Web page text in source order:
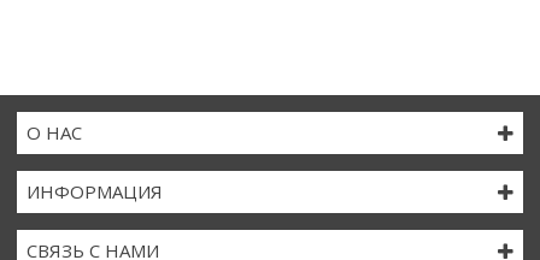
О НАС
ИНФОРМАЦИЯ
СВЯЗЬ С НАМИ